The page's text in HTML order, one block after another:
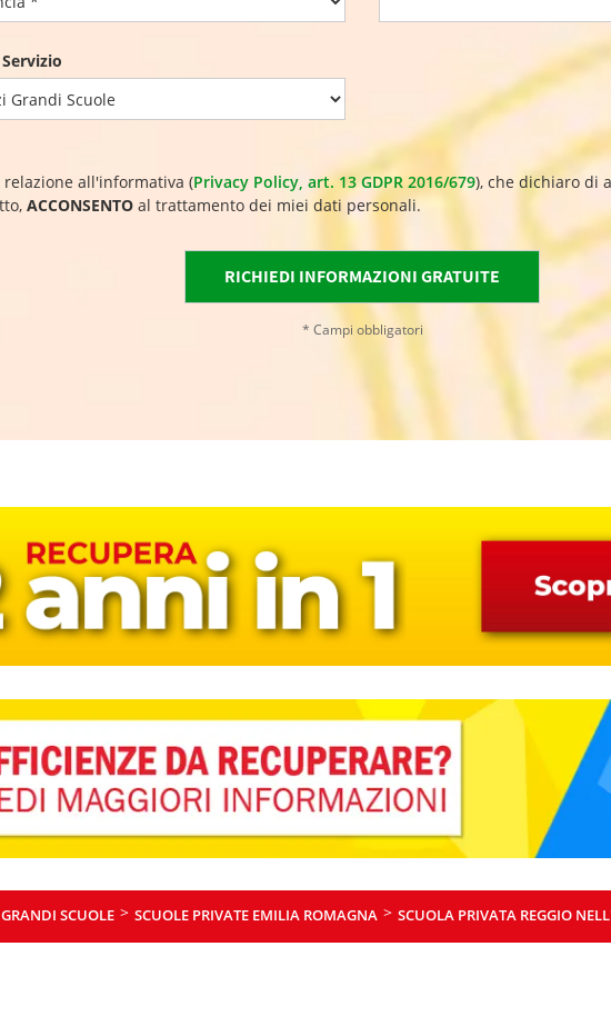
relazione all'informativa (Privacy Policy, art. 13 GDPR 2016/679), che dichiaro di
ACCONSENTOal trattamento dei miei dati personali.
* Campi obbligatori
SCUOLE > SCUOLE PRIVATE EMILIA ROMAGNA > SCUOLA PRIVATA REGGIO